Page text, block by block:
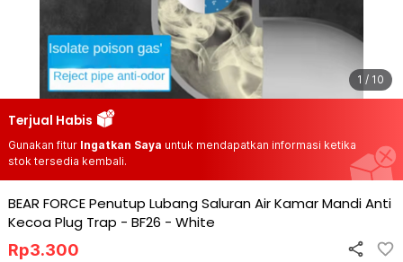
1 / 10
Terjual Habis
Gunakan fitur Ingatkan Saya untuk mendapatkan informasi ketika
stok tersedia kembali.
BEAR FORCE Penutup Lubang Saluran Air Kamar Mandi Anti
Kecoa Plug Trap - BF26 - White
Rp3.300